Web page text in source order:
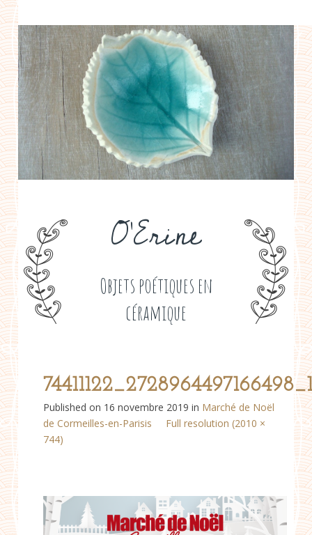
O'Erine
Objets poétiques en
céramique
a propos
boutiques de créateurs
contact
politique de confidentialité
Published on 16 novembre 2019 in Marché de Noël
de Cormeilles-en-Parisis
Full resolution (2010 ×
744)